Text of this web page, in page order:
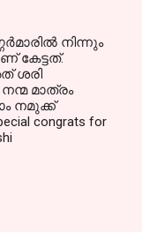
നിന്നും
കേട്ടത്.
ശരി
മാത്രം
നമുക്ക്
congrats for